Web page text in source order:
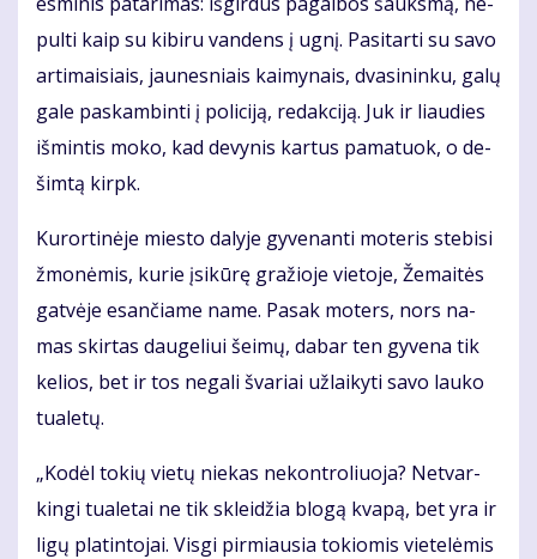
pul­ti kaip su ki­bi­ru van­dens į ug­nį. Pa­si­tar­ti su sa­vo
ar­ti­mai­siais, jau­nes­niais kai­my­nais, dva­si­nin­ku, ga­lų
ga­le pa­skam­bin­ti į po­li­ci­ją, re­dak­ci­ją. Juk ir liau­dies
iš­min­tis mo­ko, kad de­vy­nis kar­tus pa­ma­tuok, o de­
šim­tą kirpk.
Ku­ror­ti­nė­je mies­to da­ly­je gy­ve­nan­ti mo­te­ris ste­bi­si
žmo­nė­mis, ku­rie įsi­kū­rę gra­žio­je vie­to­je, Že­mai­tės
gat­vė­je esan­čia­me na­me. Pa­sak mo­ters, nors na­
mas skir­tas dau­ge­liui šei­mų, da­bar ten gy­ve­na tik
ke­lios, bet ir tos ne­ga­li šva­riai už­lai­ky­ti sa­vo lau­ko
tu­a­le­tų.
„Ko­dėl to­kių vie­tų nie­kas ne­kon­tro­liuo­ja? Ne­tvar­
kin­gi tu­a­le­tai ne tik sklei­džia blo­gą kva­pą, bet yra ir
li­gų pla­tin­to­jai. Vis­gi pir­miau­sia to­kio­mis vie­te­lė­mis